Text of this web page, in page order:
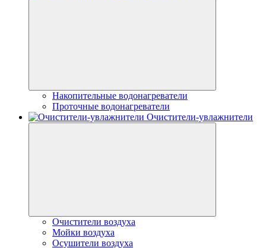
Накопительные водонагреватели
Проточные водонагреватели
Очистители-увлажнители
Очистители воздуха
Мойки воздуха
Осушители воздуха